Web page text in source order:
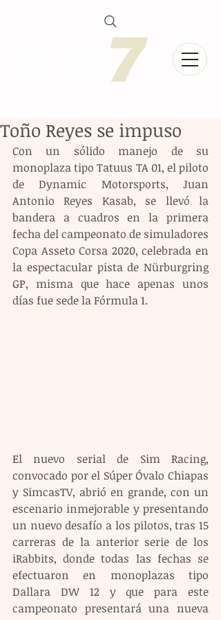
Toño Reyes se impuso
Con un sólido manejo de su
monoplaza tipo Tatuus TA 01, el piloto
de Dynamic Motorsports, Juan
Antonio Reyes Kasab, se llevó la
bandera a cuadros en la primera
fecha del campeonato de simuladores
Copa Asseto Corsa 2020, celebrada en
la espectacular pista de Nürburgring
GP, misma que hace apenas unos
días fue sede la Fórmula 1.
El nuevo serial de Sim Racing,
convocado por el Súper Óvalo Chiapas
y SimcasTV, abrió en grande, con un
escenario inmejorable y presentando
un nuevo desafío a los pilotos, tras 15
carreras de la anterior serie de los
iRabbits, donde todas las fechas se
efectuaron en monoplazas tipo
Dallara DW 12 y que para este
campeonato presentará una nueva